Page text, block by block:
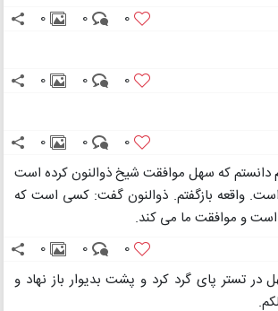
0
0
0
0
0
0
0
0
0
که سهل موافقت شیخ ذوالنون کرده است
واقعه بازگفتم. ذوالنون گفت: کسی است که
است و موافقت ما می کند.
0
0
0
تستر پای گرد کرد و پشت بدیوار باز نهاد و